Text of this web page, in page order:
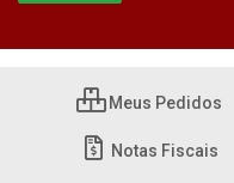
Meus Pedidos
Notas Fiscais